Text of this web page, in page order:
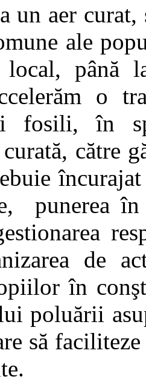
un aer
ale
până
o
fosili, în
către
punerea în
de
în
poluării
să